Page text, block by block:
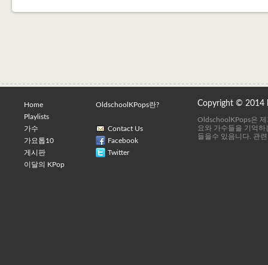
Home
Playlists
가수
가요톱10
게시판
이달의 KPop
OldschoolKPops란?
Contact Us
Facebook
Twitter
Copyright © 2014
OldschoolKPops은
요와 가수들을 기억
들을수 있음니다. 관